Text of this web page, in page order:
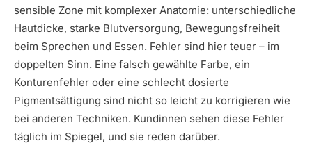
sensible Zone mit komplexer Anatomie: unterschiedliche
Hautdicke, starke Blutversorgung, Bewegungsfreiheit
beim Sprechen und Essen. Fehler sind hier teuer – im
doppelten Sinn. Eine falsch gewählte Farbe, ein
Konturenfehler oder eine schlecht dosierte
Pigmentsättigung sind nicht so leicht zu korrigieren wie
bei anderen Techniken. Kundinnen sehen diese Fehler
täglich im Spiegel, und sie reden darüber.